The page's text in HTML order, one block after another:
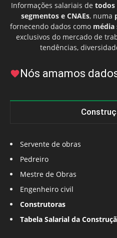
Informações salariais de todos
segmentos e CNAEs, numa
fornecendo dados como média
exclusivos do mercado de
tendências,
Nós amamos
Servente de obras
Pedreiro
Mestre de Obras
Engenheiro civil
Construtoras
Tabela Salarial da